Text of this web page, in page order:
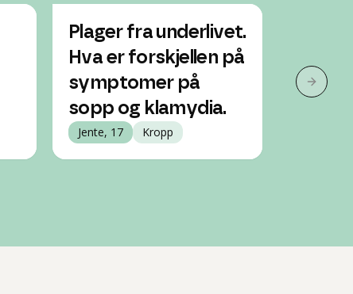
Plager fra underlivet.
Hva er forskjellen på
symptomer på
sopp og klamydia.
Jente, 17 Kropp
tarNeste